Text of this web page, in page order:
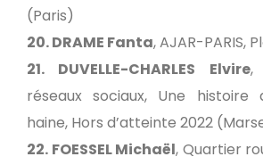
(Paris)
20. DRAME Fanta, AJAR-PARIS,
21. DUVELLE-CHARLES Elvire,
réseaux sociaux, Une histoire
haine, Hors d’atteinte 2022
22. FOESSEL Michaël, Quartier